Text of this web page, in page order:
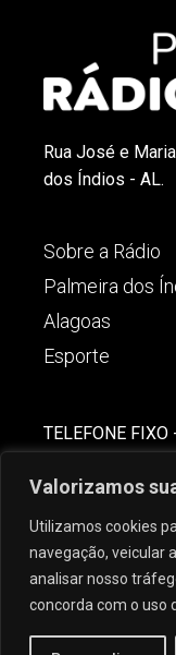
Valorizamos
Utilizamos cookies
navegação, veicular
analisar nosso
concorda com o uso
Rua José e
dos Índios - AL.
Sobre a Rádio
Palmeira dos
Alagoas
Esporte
TELEFONE FIXO
(82) 99621-8806